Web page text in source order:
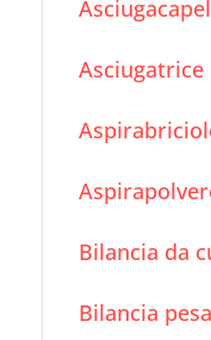
Asciugatrice
Bilancia da
Bilancia